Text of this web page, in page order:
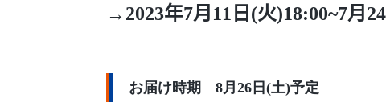
→2023年7月11日(火)18:00~7月
お届け時期 8月26日(土)予定